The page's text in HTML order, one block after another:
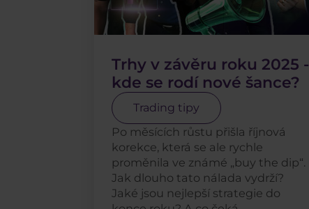
Trhy v závěru roku 2025 -
kde se rodí nové šance?
Trading tipy
Po měsících růstu přišla říjnová
korekce, která se ale rychle
proměnila ve známé „buy the dip“.
Jak dlouho tato nálada vydrží?
Jaké jsou nejlepší strategie do